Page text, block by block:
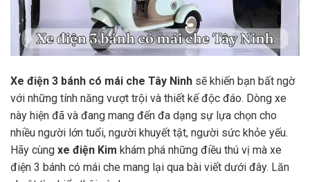
Xe điện 3 bánh có mái che Tây Ninh sẽ khiến bạn bất ngờ
với những tính năng vượt trội và thiết kế độc đáo. Dòng xe
này hiện đã và đang mang đến đa dạng sự lựa chọn cho
nhiều người lớn tuổi, người khuyết tật, người sức khỏe yếu.
Hãy cùng xe điện Kim khám phá những điều thú vị mà xe
điện 3 bánh có mái che mang lại qua bài viết dưới đây. Lăn